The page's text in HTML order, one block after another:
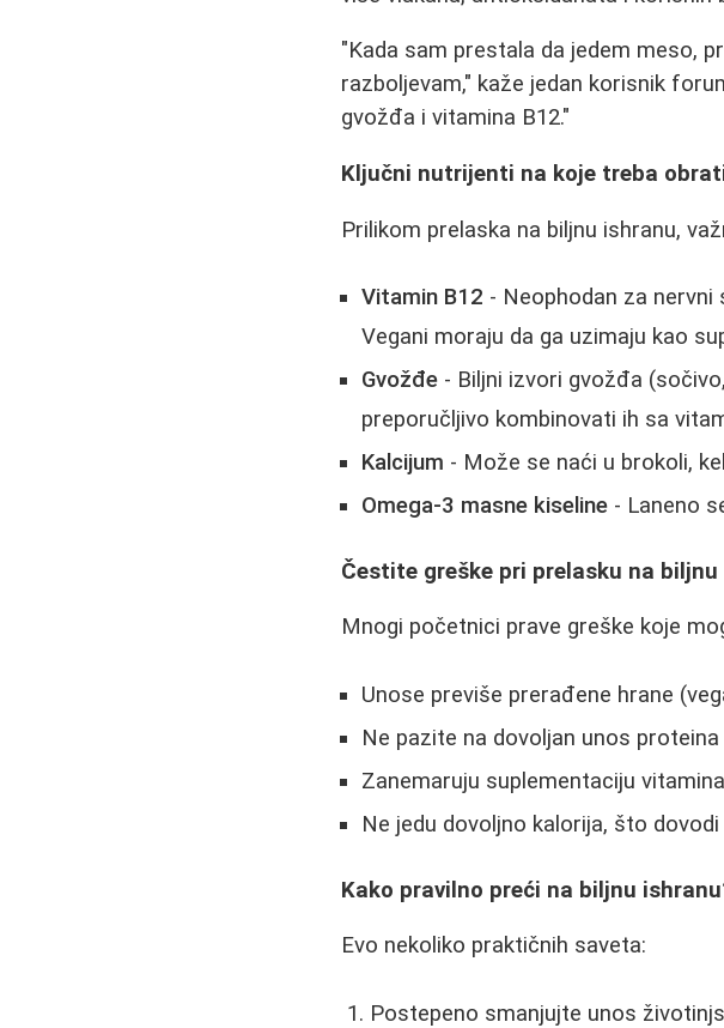
"Kada sam prestala da jedem meso,
razboljevam," kaže jedan korisnik
gvožđa i vitamina B12."
Ključni nutrijenti na koje treba
Prilikom prelaska na biljnu ishranu,
Vitamin B12 - Neophodan za
Vegani moraju da ga uzimaju kao
Gvožđe - Biljni izvori gvožđa
preporučljivo kombinovati ih sa
Kalcijum - Može se naći u brokoli,
Omega-3 masne kiseline - Laneno
Čestite greške pri prelasku na biljnu
Mnogi početnici prave greške koje
Unose previše prerađene hrane
Ne pazite na dovoljan unos proteina
Zanemaruju suplementaciju
Ne jedu dovoljno kalorija, što
Kako pravilno preći na biljnu
Evo nekoliko praktičnih saveta:
Postepeno smanjujte unos